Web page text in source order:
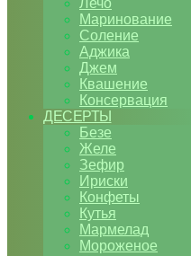
Лечо
Маринование
Соление
Аджика
Джем
Квашение
Консервация
ДЕСЕРТЫ
Безе
Желе
Зефир
Ириски
Конфеты
Кутья
Мармелад
Мороженое